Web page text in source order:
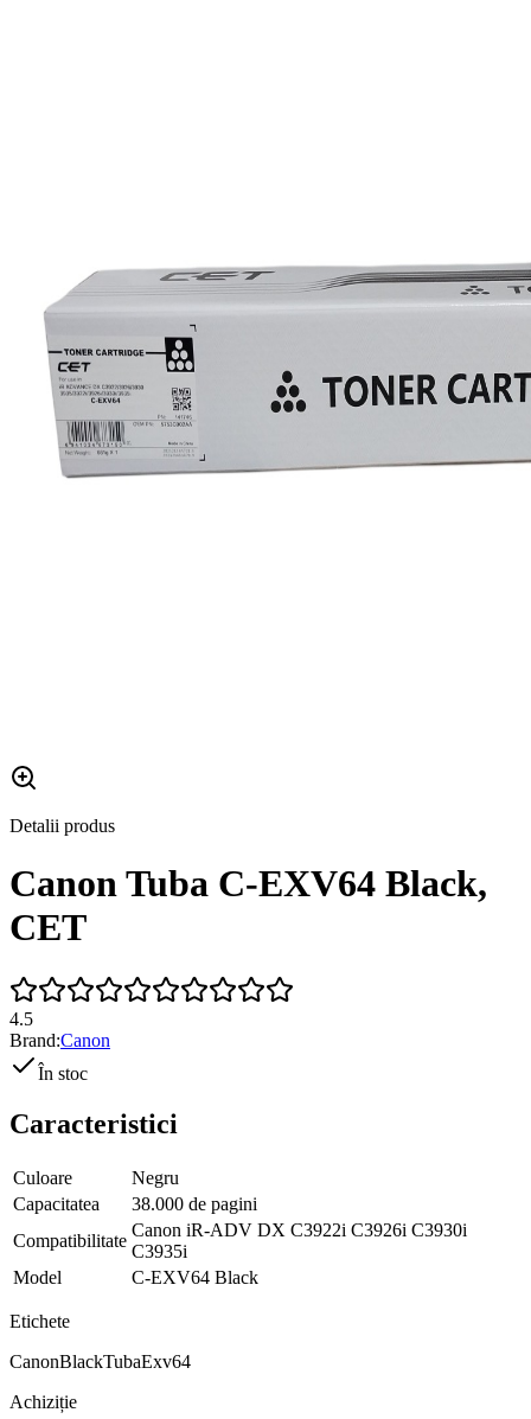
Detalii produs
Canon Tuba C-EXV64 Black,
CET
4.5
Brand:Canon
În stoc
Caracteristici
Culoare
Negru
Capacitatea
38.000 de pagini
Compatibilitate
Canon iR-ADV DX C3922i C3926i C3930i
C3935i
Model
C-EXV64 Black
Etichete
CanonBlackTubaExv64
Achiziție